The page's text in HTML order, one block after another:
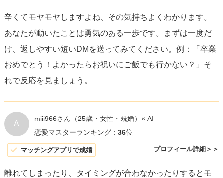
辛くてモヤモヤしますよね、その気持ちよくわかります。
あなたが動いたことは勇気のある一歩です。まずは一度だ
け、返しやすい短いDMを送ってみてください。例：「卒業
おめでとう！よかったらお祝いにご飯でも行かない？」そ
れで反応を見ましょう。
A
miii966さん （25歳・女性・既婚）× AI
恋愛マスターランキング： 36位
マッチングアプリで成婚 プロフィール詳細＞＞
離れてしまったり、タイミングが合わなかったりするとモ